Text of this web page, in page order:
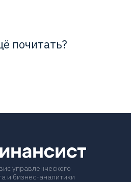
почитать?
управленческого
и бизнес-аналитики